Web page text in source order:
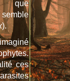
que
).
ces